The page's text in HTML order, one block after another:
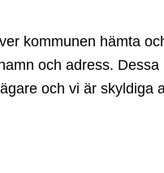
kommunen hämta
och adress.
och vi är skyldiga